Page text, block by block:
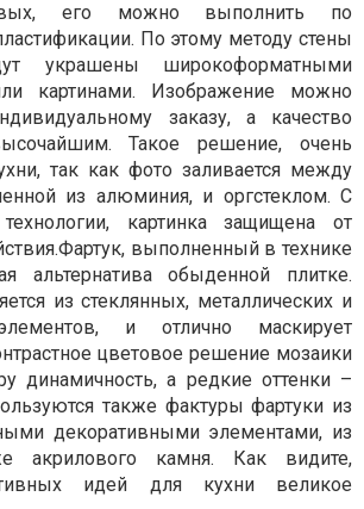
его можно выполнить по
По этому методу стены
украшены широкоформатными
картинами. Изображение можно
заказу, а качество
Такое решение, очень
так как фото заливается между
из алюминия, и оргстеклом. С
картинка защищена от
выполненный в технике
альтернатива обыденной плитке.
из стеклянных, металлических и
и отлично маскирует
цветовое решение мозаики
динамичность, а редкие оттенки –
также фактуры фартуки из
декоративными элементами, из
акрилового камня. Как видите,
идей для кухни великое